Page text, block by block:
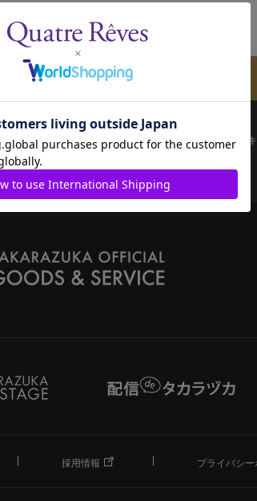
メールマガジンのご案内
お支払い方法 決済について
宝塚歌劇共通ID新規会員登録
採用情報 プライバシ